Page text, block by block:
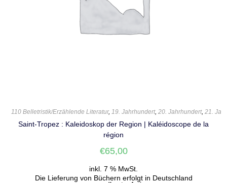
110 Belletristik/Erzählende Literatur,19. Jahrhundert,20. Jahrhundert,21.
Saint-Tropez : Kaleidoskop der Region | Kaléidoscope de la
région
€65,00
inkl. 7 % MwSt.
Die Lieferung von Büchern erfolgt in Deutschland